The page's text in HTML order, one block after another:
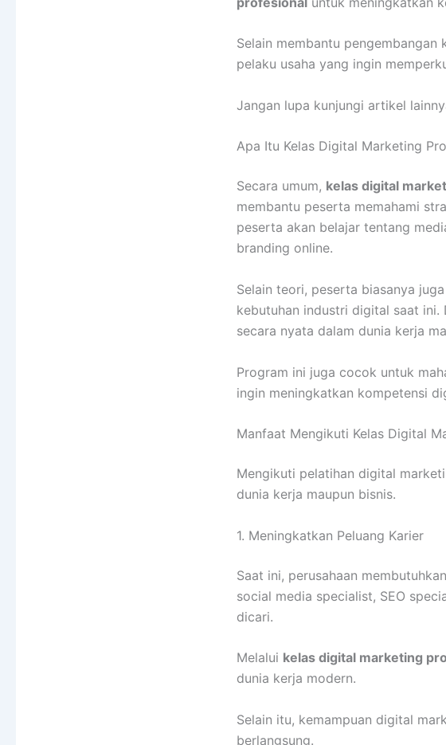
Selain membantu
pelaku usaha yang ingin
Jangan lupa kunjungi artikel
Apa Itu Kelas Digital Marketing
Secara umum, kelas digital
membantu peserta memahami
peserta akan belajar tentang
branding online.
Selain teori, peserta biasanya
kebutuhan industri digital saat
secara nyata dalam dunia kerja
Program ini juga cocok untuk
ingin meningkatkan kompetensi
Manfaat Mengikuti Kelas Digital
Mengikuti pelatihan digital
dunia kerja maupun bisnis.
1. Meningkatkan Peluang Karier
Saat ini, perusahaan
social media specialist, SEO
dicari.
Melalui kelas digital marketing
dunia kerja modern.
Selain itu, kemampuan digital
berlangsung.